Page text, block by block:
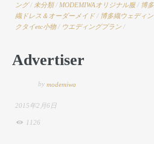
ング/ 未分類/ MODEMIWAオリジナル服/ 博
織ドレス＆オーダーメイド / 博多織ウェディ
クタイetc小物/ ウエディングプラン /
Advertiser
by modemiwa
2015年2月6日
1126